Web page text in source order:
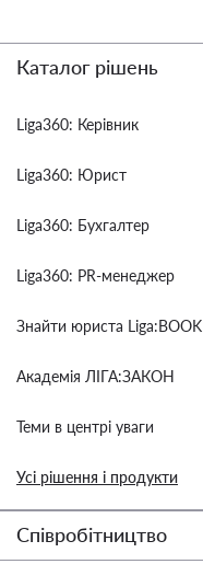
Каталог рішень
Liga360: Керівник
Liga360: Юрист
Liga360: Бухгалтер
Liga360: PR-менеджер
Знайти юриста Liga:BOOK
Академія ЛІГА:ЗАКОН
Теми в центрі уваги
Усі рішення і продукти
Співробітництво